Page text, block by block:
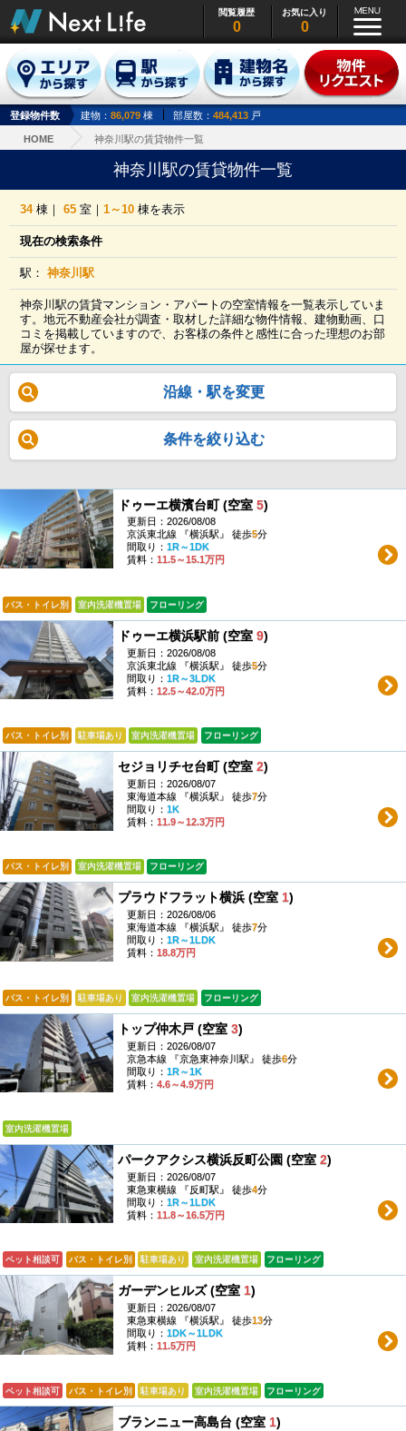
閲覧履歴
0
お気に入り
0
登録物件数 建物： 86,079 棟 部屋数： 484,413 戸
HOME 神奈川駅の賃貸物件一覧
神奈川駅の賃貸物件一覧
34棟｜65 室｜1～10 棟を表示
現在の検索条件
駅：神奈川駅
神奈川駅の賃貸マンション・アパートの空室情報を一覧表示していま
す。地元不動産会社が調査・取材した詳細な物件情報、建物動画、口
コミを掲載していますので、お客様の条件と感性に合った理想のお部
屋が探せます。
沿線・駅を変更
条件を絞り込む
ドゥーエ横濱台町 (空室 5)
更新日：2026/08/08
京浜東北線 『横浜駅』 徒歩5分
間取り： 1R～1DK
賃料： 11.5～15.1万円
バス・トイレ別 室内洗濯機置場 フローリング
ドゥーエ横浜駅前 (空室 9)
更新日：2026/08/08
京浜東北線 『横浜駅』 徒歩5分
間取り： 1R～3LDK
賃料： 12.5～42.0万円
バス・トイレ別 駐車場あり 室内洗濯機置場 フローリング
セジョリチセ台町 (空室 2)
更新日：2026/08/07
東海道本線 『横浜駅』 徒歩7分
間取り： 1K
賃料： 11.9～12.3万円
バス・トイレ別 室内洗濯機置場 フローリング
プラウドフラット横浜 (空室 1)
更新日：2026/08/06
東海道本線 『横浜駅』 徒歩7分
間取り： 1R～1LDK
賃料： 18.8万円
バス・トイレ別 駐車場あり 室内洗濯機置場 フローリング
トップ仲木戸 (空室 3)
更新日：2026/08/07
京急本線 『京急東神奈川駅』 徒歩6分
間取り： 1R～1K
賃料： 4.6～4.9万円
室内洗濯機置場
パークアクシス横浜反町公園 (空室 2)
更新日：2026/08/07
東急東横線 『反町駅』 徒歩4分
間取り： 1R～1LDK
賃料： 11.8～16.5万円
ペット相談可 バス・トイレ別 駐車場あり 室内洗濯機置場 フローリング
ガーデンヒルズ (空室 1)
更新日：2026/08/07
東急東横線 『横浜駅』 徒歩13分
間取り： 1DK～1LDK
賃料： 11.5万円
ペット相談可 バス・トイレ別 駐車場あり 室内洗濯機置場 フローリング
ブランニュー高島台 (空室 1)